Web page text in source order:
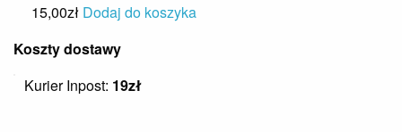
15,00zł Dodaj do koszyka
Koszty dostawy
Kurier Inpost: 19zł